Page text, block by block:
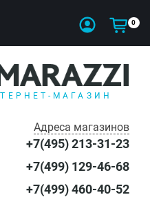
0
МАГАЗИН
Адреса магазинов
+7(495) 213-31-23
+7(499) 129-46-68
+7(499) 460-40-52